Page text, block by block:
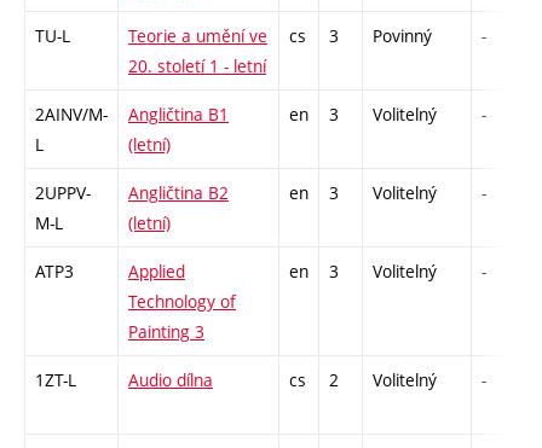
TU-L
Teorie a umění ve
20. století 1 - letní
cs 3 Povinný -
2AINV/M-
L
Angličtina B1
(letní)
en 3 Volitelný -
2UPPV-
M-L
Angličtina B2
(letní)
en 3 Volitelný -
ATP3
Applied
Technology of
Painting 3
en 3 Volitelný -
1ZT-L Audio dílna cs 2 Volitelný -